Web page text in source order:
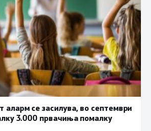
аларм се засилува, во септември
3.000 првачиња помалку